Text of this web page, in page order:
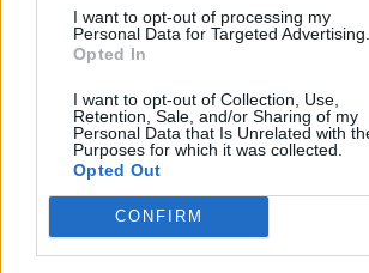
I want to opt-out of processing my
Personal Data for Targeted Advertising.
Opted In
I want to opt-out of Collection, Use,
Retention, Sale, and/or Sharing of my
Personal Data that Is Unrelated with
Purposes for which it was collected.
Opted Out
CONFIRM